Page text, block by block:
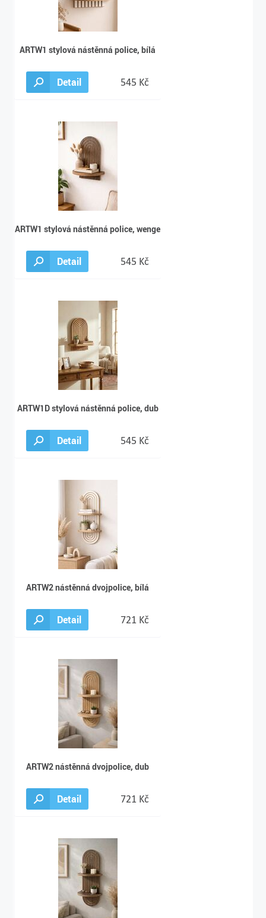
ARTW1 stylová nástěnná police, bílá
Detail 545 Kč
ARTW1 stylová nástěnná police, wenge
Detail 545 Kč
ARTW1D stylová nástěnná police, dub
Detail 545 Kč
ARTW2 nástěnná dvojpolice, bílá
Detail 721 Kč
ARTW2 nástěnná dvojpolice, dub
Detail 721 Kč